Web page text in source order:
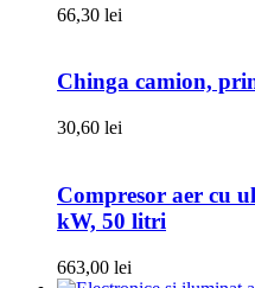
66,30 lei
Chinga camion,
30,60 lei
Compresor aer cu
kW, 50 litri
663,00 lei